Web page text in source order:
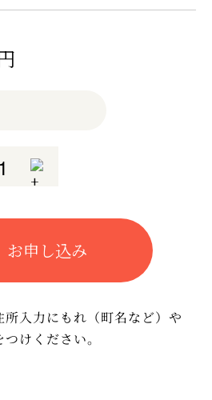
お申し込み
入力にもれ（町名など）や
けください。